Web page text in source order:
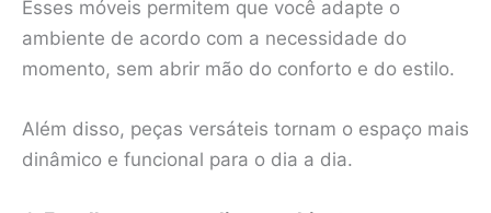
Esses móveis permitem que você adapte o
ambiente de acordo com a necessidade do
momento, sem abrir mão do conforto e do estilo.
Além disso, peças versáteis tornam o espaço mais
dinâmico e funcional para o dia a dia.